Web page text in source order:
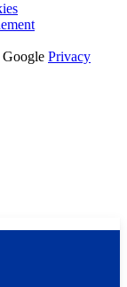
Privacy